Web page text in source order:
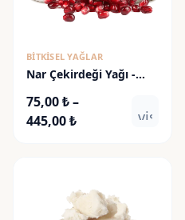
BITKISEL YAĞLAR
Nar Çekirdeği Yağı -
75,00₺–
445,00₺Fiyat
445,00 ₺
visibility